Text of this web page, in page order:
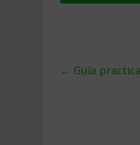
← Guí­a